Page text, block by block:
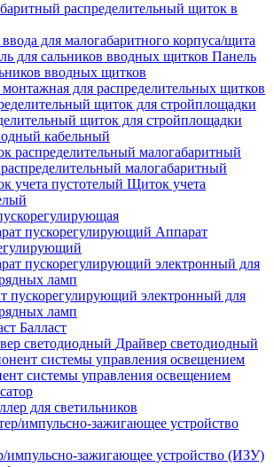
распределительный щиток в
для малогабаритного корпуса/щита
Панель
вводных щитков
для распределительных щитков
щиток для стройплощадки
кабельный
малогабаритный
Щиток учета
Аппарат
пускорегулирующий электронный для
ламп
Балласт
Драйвер светодиодный
системы управления освещением
для светильников
импульсно-зажигающее устройство (ИЗУ)